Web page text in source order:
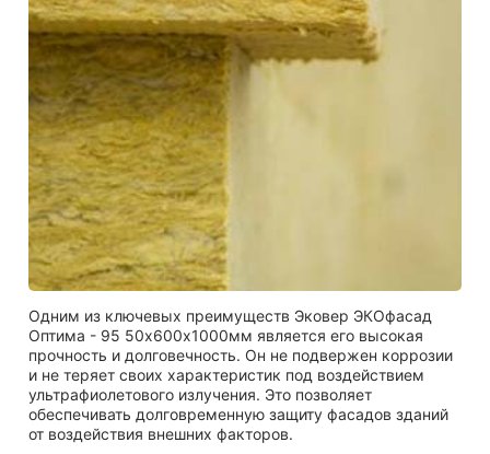
Одним из ключевых преимуществ Эковер ЭКОфасад
Оптима - 95 50х600х1000мм является его высокая
прочность и долговечность. Он не подвержен коррозии
и не теряет своих характеристик под воздействием
ультрафиолетового излучения. Это позволяет
обеспечивать долговременную защиту фасадов зданий
от воздействия внешних факторов.